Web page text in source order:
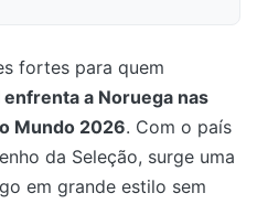
fortes para quem
enfrenta a Noruega nas
Mundo 2026. Com o país
da Seleção, surge uma
em grande estilo sem